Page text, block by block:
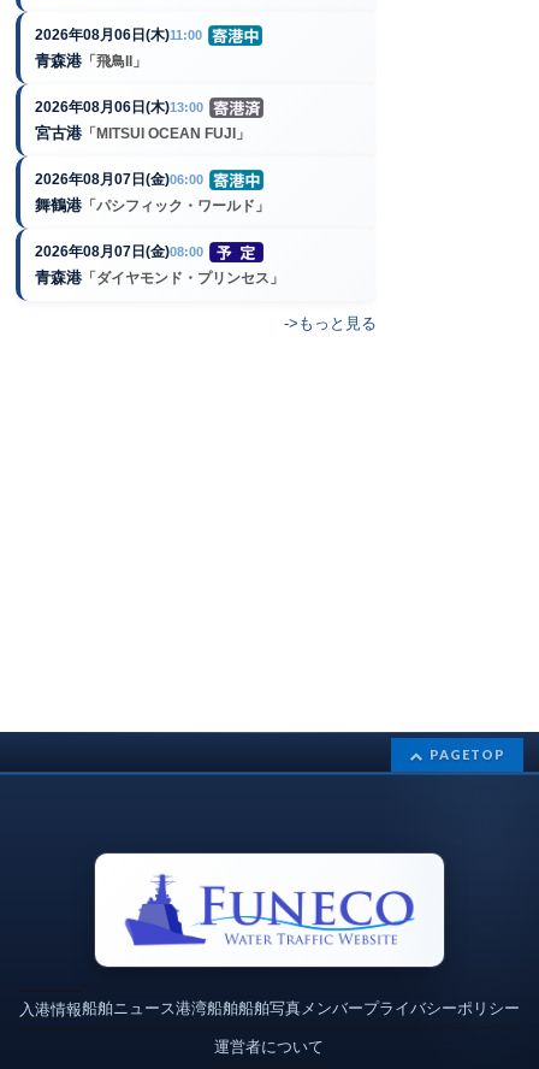
2026年08月06日(木)11:00
青森港 「飛鳥II」
2026年08月06日(木)13:00
宮古港 「MITSUI OCEAN FUJI」
2026年08月07日(金)06:00
舞鶴港 「パシフィック・ワールド」
2026年08月07日(金)08:00
青森港 「ダイヤモンド・プリンセス」
->もっと見る
PAGETOP
入港情報船舶ニュース港湾船舶船舶写真メンバープライバシーポリシー
運営者について